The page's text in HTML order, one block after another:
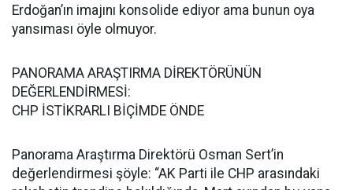
Erdoğan’ın imajını konsolide ediyor ama bunun oya
yansıması öyle olmuyor.
PANORAMA ARAŞTIRMA DİREKTÖRÜNÜN
DEĞERLENDİRMESİ:
CHP İSTİKRARLI BİÇİMDE ÖNDE
Panorama Araştırma Direktörü Osman Sert’in
değerlendirmesi şöyle: “AK Parti ile CHP arasındaki